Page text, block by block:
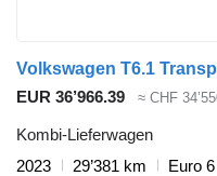
EUR 36’966.39 ≈ CHF
Kombi-Lieferwagen
2023
29’381 km
Euro 6